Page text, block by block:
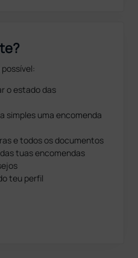
o estado das
simples uma encomenda
e todos os documentos
tuas encomendas
teu perfil